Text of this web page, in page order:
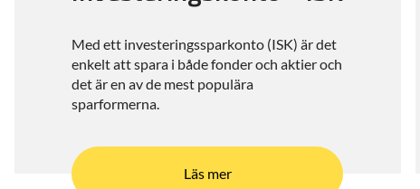
Med ett investeringssparkonto (ISK) är det
enkelt att spara i både fonder och aktier och
det är en av de mest populära
sparformerna.
Läs mer